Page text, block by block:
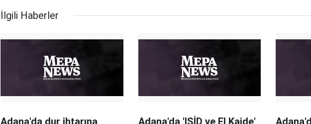
İlgili Haberler
Adana'da dur ihtarına
Adana'da 'IŞİD ve El Kaide'